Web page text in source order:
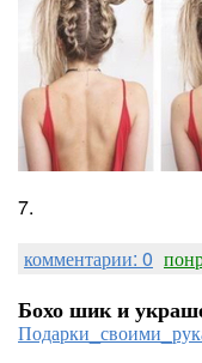
7.
комментарии: 0
Бохо шик и